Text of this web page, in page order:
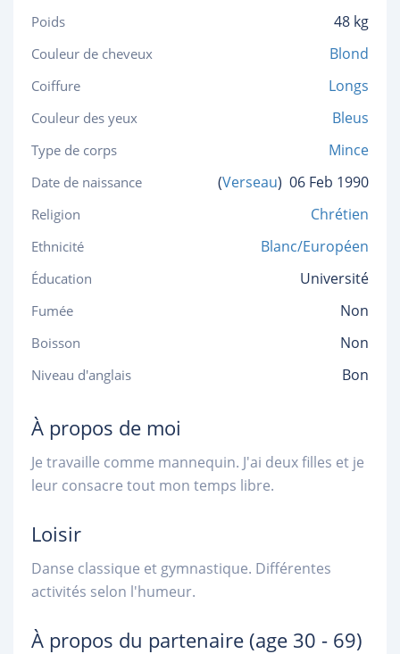
Poids 48 kg
Couleur de cheveux Blond
Coiffure Longs
Couleur des yeux Bleus
Type de corps Mince
Date de naissance (Verseau) 06 Feb 1990
Religion Chrétien
Ethnicité Blanc/Européen
Éducation Université
Fumée Non
Boisson Non
Niveau d'anglais Bon
À propos de moi
Je travaille comme mannequin. J'ai deux filles et je
leur consacre tout mon temps libre.
Loisir
Danse classique et gymnastique. Différentes
activités selon l'humeur.
À propos du partenaire (age 30 - 69)